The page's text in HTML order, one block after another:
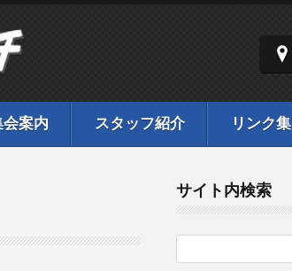
会案内 スタッフ紹介 リンク集
サイト内検索